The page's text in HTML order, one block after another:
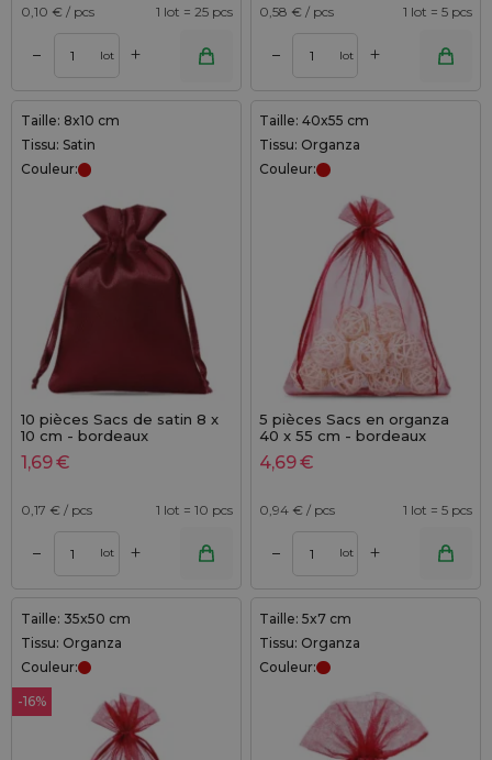
0,10 € / pcs 1 lot = 25 pcs
– lot +
0,58 € / pcs 1 lot = 5 pcs
– lot +
Taille: 8x10 cm
Tissu: Satin
Couleur:
10 pièces Sacs de satin 8 x
10 cm - bordeaux
1,69€
0,17 € / pcs 1 lot = 10 pcs
– lot +
Taille: 40x55 cm
Tissu: Organza
Couleur:
5 pièces Sacs en organza
40 x 55 cm - bordeaux
4,69€
0,94 € / pcs 1 lot = 5 pcs
– lot +
Taille: 35x50 cm
Tissu: Organza
Couleur:
-16%
Taille: 5x7 cm
Tissu: Organza
Couleur: